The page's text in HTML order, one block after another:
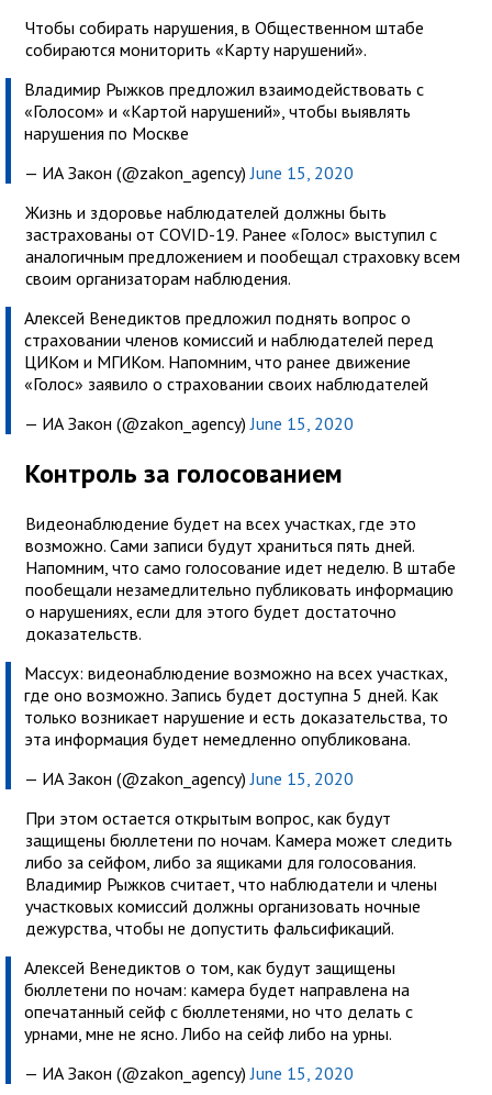
Чтобы собирать нарушения, в Общественном штабе
собираются мониторить «Карту нарушений».
Владимир Рыжков предложил взаимодействовать с
«Голосом» и «Картой нарушений», чтобы выявлять
нарушения по Москве
— ИА Закон (@zakon_agency)June 15, 2020
Жизнь и здоровье наблюдателей должны быть
застрахованы от COVID-19. Ранее «Голос» выступил с
аналогичным предложением и пообещал страховку всем
своим организаторам наблюдения.
Алексей Венедиктов предложил поднять вопрос о
страховании членов комиссий и наблюдателей перед
ЦИКом и МГИКом. Напомним, что ранее движение
«Голос» заявило о страховании своих наблюдателей
— ИА Закон (@zakon_agency)June 15, 2020
Контроль за голосованием
Видеонаблюдение будет на всех участках, где это
возможно. Сами записи будут храниться пять дней.
Напомним, что само голосование идет неделю. В штабе
пообещали незамедлительно публиковать информацию
о нарушениях, если для этого будет достаточно
доказательств.
Массух: видеонаблюдение возможно на всех участках,
где оно возможно. Запись будет доступна 5 дней. Как
только возникает нарушение и есть доказательства, то
эта информация будет немедленно опубликована.
— ИА Закон (@zakon_agency)June 15, 2020
При этом остается открытым вопрос, как будут
защищены бюллетени по ночам. Камера может следить
либо за сейфом, либо за ящиками для голосования.
Владимир Рыжков считает, что наблюдатели и члены
участковых комиссий должны организовать ночные
дежурства, чтобы не допустить фальсификаций.
Алексей Венедиктов о том, как будут защищены
бюллетени по ночам: камера будет направлена на
опечатанный сейф с бюллетенями, но что делать с
урнами, мне не ясно. Либо на сейф либо на урны.
— ИА Закон (@zakon_agency)June 15, 2020